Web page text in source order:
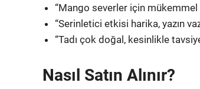
“Mango severler için mükemmel
“Serinletici etkisi harika, yazın
“Tadı çok doğal, kesinlikle
Nasıl Satın Alınır?